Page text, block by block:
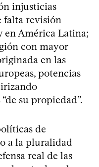
injusticias
falta revisión
en América Latina;
con mayor
en las
potencias
su propiedad”.
de
a la pluralidad
real de las